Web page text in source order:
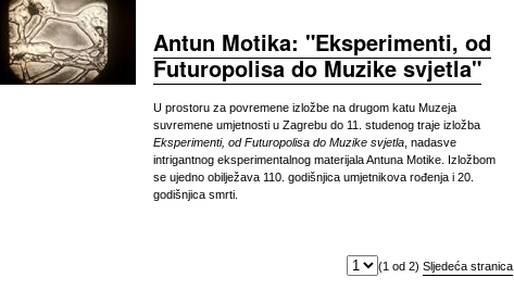
Antun Motika: "Eksperimenti, od
Futuropolisa do Muzike svjetla"
U prostoru za povremene izložbe na drugom katu Muzeja
suvremene umjetnosti u Zagrebu do 11. studenog traje izložba
Eksperimenti, od Futuropolisa do Muzike svjetla , nadasve
intrigantnog eksperimentalnog materijala Antuna Motike. Izložbom
se ujedno obilježava 110. godišnjica umjetnikova rođenja i 20.
godišnjica smrti.
(1 od 2) Sljedeća stranica